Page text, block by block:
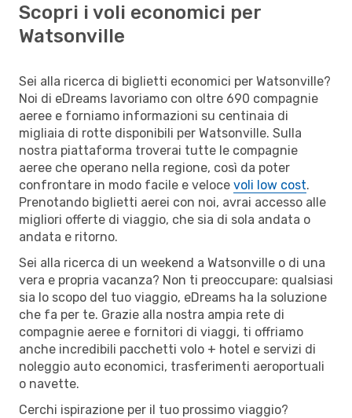
Scopri i voli economici per
Watsonville
Sei alla ricerca di biglietti economici per Watsonville?
Noi di eDreams lavoriamo con oltre 690 compagnie
aeree e forniamo informazioni su centinaia di
migliaia di rotte disponibili per Watsonville. Sulla
nostra piattaforma troverai tutte le compagnie
aeree che operano nella regione, così da poter
confrontare in modo facile e veloce voli low cost.
Prenotando biglietti aerei con noi, avrai accesso alle
migliori offerte di viaggio, che sia di sola andata o
andata e ritorno.
Sei alla ricerca di un weekend a Watsonville o di una
vera e propria vacanza? Non ti preoccupare: qualsiasi
sia lo scopo del tuo viaggio, eDreams ha la soluzione
che fa per te. Grazie alla nostra ampia rete di
compagnie aeree e fornitori di viaggi, ti offriamo
anche incredibili pacchetti volo + hotel e servizi di
noleggio auto economici, trasferimenti aeroportuali
o navette.
Cerchi ispirazione per il tuo prossimo viaggio?